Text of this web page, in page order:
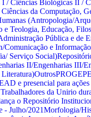
I / Ciências Biológicas II /
da Computação,
(Antropologia/
e Teologia, Educação,
Pública e de
Comunicação e
Serviço Social)
II/Engenharias III/
Outros
e presencial para
da Unirio
o Repositório
- Julho/2021Morfologia/